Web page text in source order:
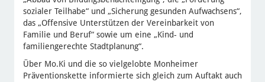
sozialer Teilhabe“ und „Sicherung gesunden Aufwachsens“,
das „Offensive Unterstützen der Vereinbarkeit von
Familie und Beruf“ sowie um eine „Kind- und
familiengerechte Stadtplanung“.
Über Mo.Ki und die so vielgelobte Monheimer
Präventionskette informierte sich gleich zum Auftakt auch